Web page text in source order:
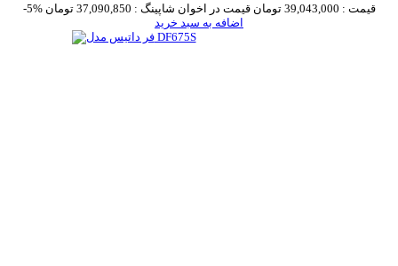
-5% قیمت : 39,043,000 تومان قیمت در اخوان شاپینگ : 37,090,850 تومان
اضافه به سبد خرید